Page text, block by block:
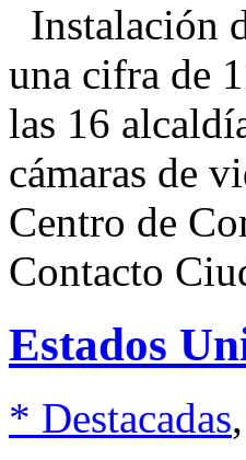
Instalación
una cifra de
las 16
cámaras de
Centro de
Contacto
Estados
* Destacadas,